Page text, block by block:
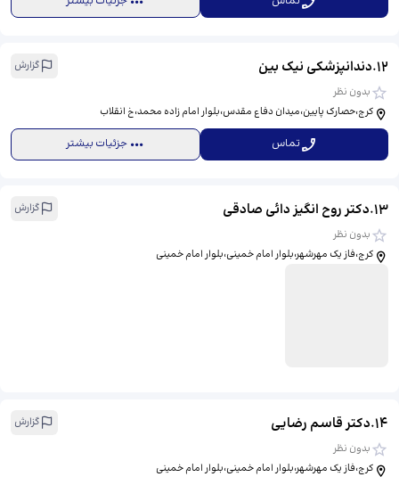
12
.دندانپزشکی نیک بین
گزارش
بدون نظر
کرج،حصارک پایین،میدان دفاع مقدس،بلوار امام زاده محمد،خ انقلاب
تماس جزئیات بیشتر
13
.دکتر روح انگیز دائی صادقی
گزارش
بدون نظر
کرج،فاز یک مهرشهر،بلوار امام خمینی،بلوار امام خمینی
14
.دکتر قاسم رضایی
گزارش
بدون نظر
کرج،فاز یک مهرشهر،بلوار امام خمینی،بلوار امام خمینی